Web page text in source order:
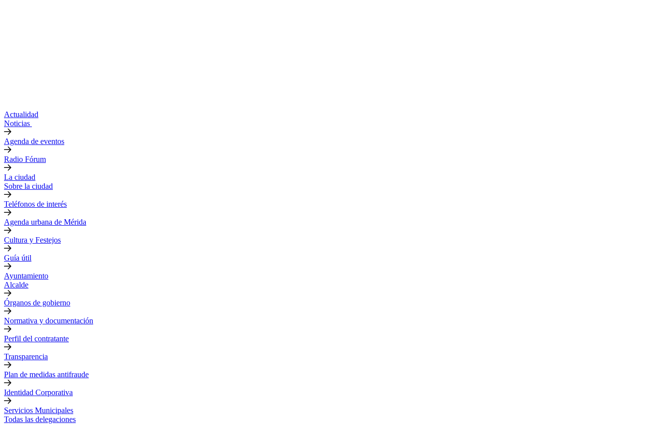
Actualidad
Noticias
Agenda de eventos
Radio Fórum
La ciudad
Sobre la ciudad
Teléfonos de interés
Agenda urbana de Mérida
Cultura y Festejos
Guía útil
Ayuntamiento
Alcalde
Órganos de gobierno
Normativa y documentación
Perfil del contratante
Transparencia
Plan de medidas antifraude
Identidad Corporativa
Servicios Municipales
Todas las delegaciones